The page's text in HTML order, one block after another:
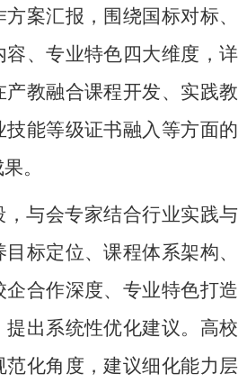
案汇报，围绕国标对标、
容、专业特色四大维度，详
教融合课程开发、实践教
能等级证书融入等方面的
。
，与会专家结合行业实践与
标定位、课程体系架构、
企合作深度、专业特色打造
出系统性优化建议。高校
范化角度，建议细化能力层